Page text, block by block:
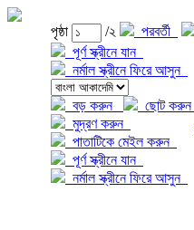
পৃষ্ঠা /২ পরবর্তী
পূর্ণ স্ক্রীনে যান
নর্মাল স্ক্রীনে ফিরে আসুন
বড় করুন
ছোট করুন
মুদ্রণ করুন
পাতাটিকে মেইল করুন
পূর্ণ স্ক্রীনে যান
নর্মাল স্ক্রীনে ফিরে আসুন